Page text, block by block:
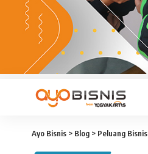
Ayo Bisnis > Blog > Peluang Bisnis